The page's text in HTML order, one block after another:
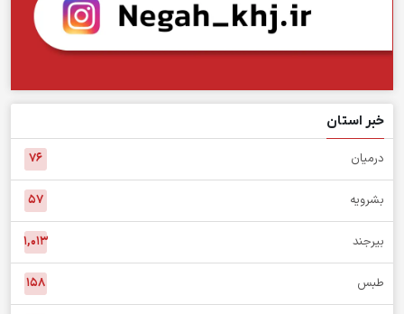
خبر استان
درمیان ۷۶
بشرویه ۵۷
بیرجند ۱,۰۱۳
طبس ۱۵۸